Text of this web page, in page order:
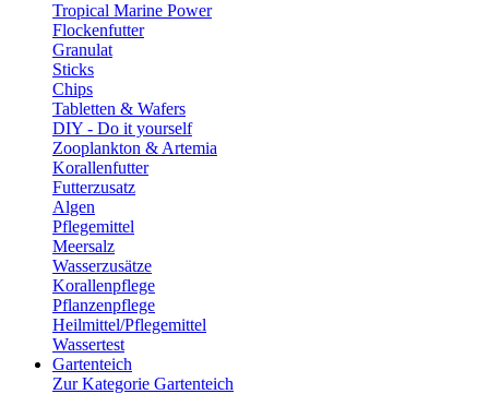
Tropical Marine Power
Flockenfutter
Granulat
Sticks
Chips
Tabletten & Wafers
DIY - Do it yourself
Zooplankton & Artemia
Korallenfutter
Futterzusatz
Algen
Pflegemittel
Meersalz
Wasserzusätze
Korallenpflege
Pflanzenpflege
Heilmittel/Pflegemittel
Wassertest
Gartenteich
Zur Kategorie Gartenteich